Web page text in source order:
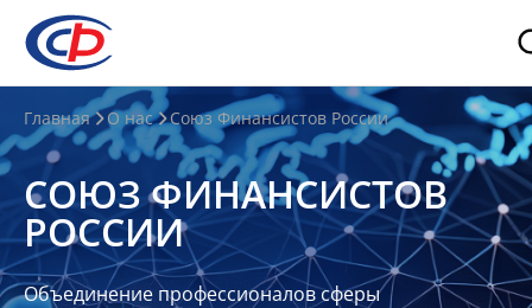
О
нас
О
СФР
Совет
Союза
Главная О нас Союз Финансистов России
СОЮЗ ФИНАНСИСТОВ
РОССИИ
Объединение профессионалов сферы